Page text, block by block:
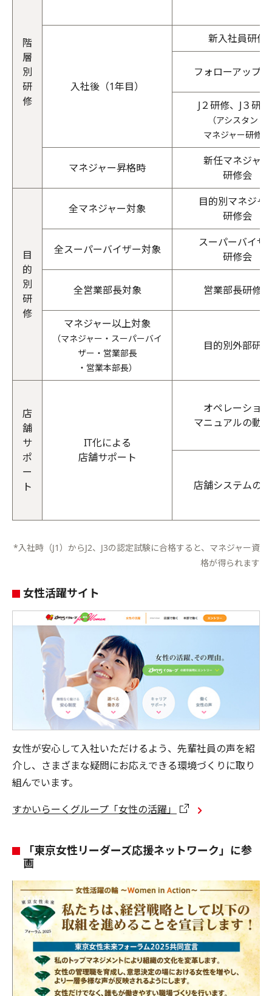
階
層
別
研
修
入社後（1年目）
新入社員研修
フォローアップ
J２研修、J３研
（アシスタント
マネジャー研修）
マネジャー昇格時
新任マネジャー
研修会
目
的
別
研
修
全マネジャー対象
目的別マネジャ
研修会
全スーパーバイザー対象
スーパーバイザ
研修会
全営業部長対象 営業部長研修会
マネジャー以上対象
（マネジャー・スーパーバイ
ザー・営業部長
・営業本部長）
目的別外部研修
店
舗
サ
ポ
ー
ト
IT化による
店舗サポート
オペレーション
マニュアルの動
店舗システムの
*入社時（J1）からJ2、J3の認定試験に合格すると、マネジャー資
格が得られます
女性活躍サイト
女性が安心して入社いただけるよう、先輩社員の声を紹
介し、さまざまな疑問にお応えできる環境づくりに取り
組んでいます。
すかいらーくグループ「女性の活躍」
「東京女性リーダーズ応援ネットワーク」に参
画